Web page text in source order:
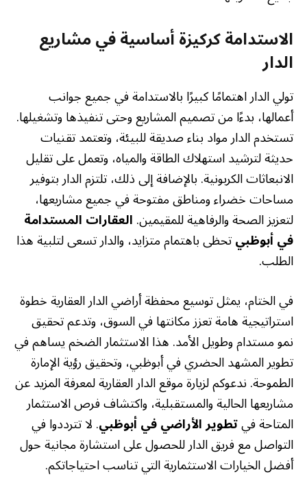
الاستدامة كركيزة أساسية في مشاريع
الدار
تولي الدار اهتمامًا كبيرًا بالاستدامة في جميع جوانب
أعمالها، بدءًا من تصميم المشاريع وحتى تنفيذها وتشغيلها.
تستخدم الدار مواد بناء صديقة للبيئة، وتعتمد تقنيات
حديثة لترشيد استهلاك الطاقة والمياه، وتعمل على تقليل
الانبعاثات الكربونية. بالإضافة إلى ذلك، تلتزم الدار بتوفير
مساحات خضراء ومناطق مفتوحة في جميع مشاريعها،
لتعزيز الصحة والرفاهية للمقيمين.العقارات المستدامة
في أبوظبيتحظى باهتمام متزايد، والدار تسعى لتلبية هذا
الطلب.
في الختام، يمثل توسيع محفظة أراضي الدار العقارية خطوة
استراتيجية هامة تعزز مكانتها في السوق، وتدعم تحقيق
نمو مستدام وطويل الأمد. هذا الاستثمار الضخم يساهم في
تطوير المشهد الحضري في أبوظبي، وتحقيق رؤية الإمارة
الطموحة. ندعوكم لزيارة موقع الدار العقارية لمعرفة المزيد عن
مشاريعها الحالية والمستقبلية، واكتشاف فرص الاستثمار
المتاحة فيتطوير الأراضي في أبوظبي. لا تترددوا في
التواصل مع فريق الدار للحصول على استشارة مجانية حول
أفضل الخيارات الاستثمارية التي تناسب احتياجاتكم.